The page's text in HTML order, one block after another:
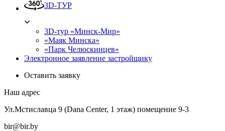
3D-ТУР
3D-тур «Минск-Мир»
«Маяк Минска»
«Парк Челюскинцев»
Электронное заявление застройщику
Оставить заявку
Наш адрес
Ул.Мстиславца 9 (Dana Center, 1 этаж) помещение 9-3
bir@bir.by